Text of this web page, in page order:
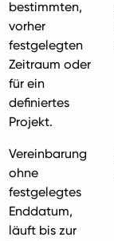
bestimmten,
vorher
festgelegten
Zeitraum oder
für ein
definiertes
Projekt.
Vereinbarung
ohne
festgelegtes
Enddatum,
läuft bis zur